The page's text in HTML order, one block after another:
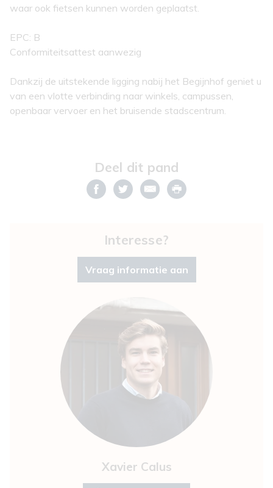
waar ook fietsen kunnen worden geplaatst.
EPC: B
Conformiteitsattest aanwezig
Dankzij de uitstekende ligging nabij het Begijnhof geniet u
van een vlotte verbinding naar winkels, campussen,
openbaar vervoer en het bruisende stadscentrum.
Deel dit pand
Interesse?
Vraag informatie aan
Xavier Calus